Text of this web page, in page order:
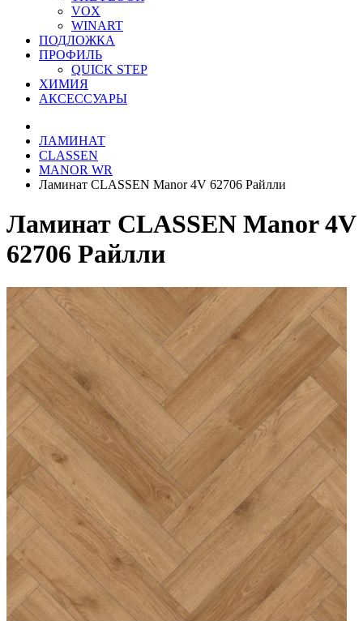
VOX
WINART
ПОДЛОЖКА
ПРОФИЛЬ
QUICK STEP
ХИМИЯ
АКСЕССУАРЫ
ЛАМИНАТ
CLASSEN
MANOR WR
Ламинат CLASSEN Manor 4V 62706 Райлли
Ламинат CLASSEN Manor 4V
62706 Райлли